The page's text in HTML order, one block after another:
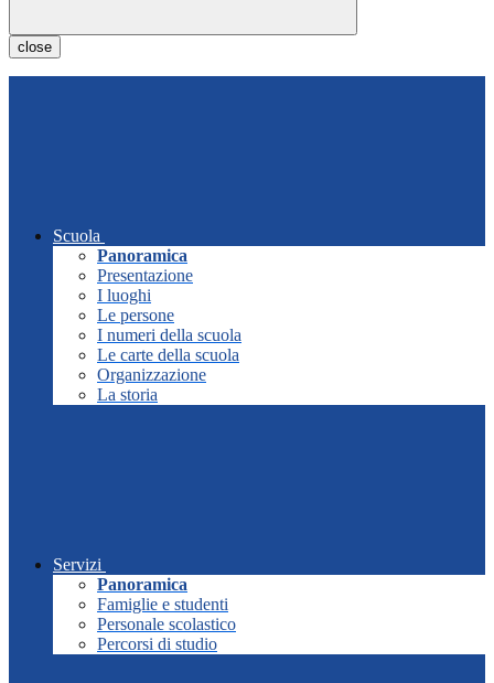
close
Scuola
Panoramica
Presentazione
I luoghi
Le persone
I numeri della scuola
Le carte della scuola
Organizzazione
La storia
Servizi
Panoramica
Famiglie e studenti
Personale scolastico
Percorsi di studio